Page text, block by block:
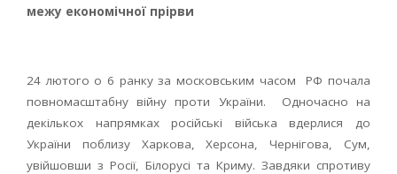
межу економічної прірви
24 лютого о 6 ранку за московським часом РФ почала
повномасштабну війну проти України. Одночасно на
декількох напрямках російські війська вдерлися до
України поблизу Харкова, Херсона, Чернігова, Сум,
увійшовши з Росії, Білорусі та Криму. Завдяки спротиву